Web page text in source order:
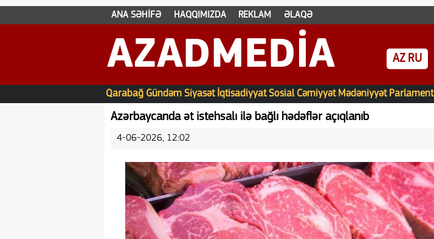
ANA SƏHİFƏ HAQQIMIZDA REKLAM ƏLAQƏ
AZADMEDIA AZ RU
Qarabağ Gündəm Siyasət İqtisadiyyat Sosial Cəmiyyət Mədəniyyət Parlament
Azərbaycanda ət istehsalı ilə bağlı hədəflər açıqlanıb
4-06-2026, 12:02